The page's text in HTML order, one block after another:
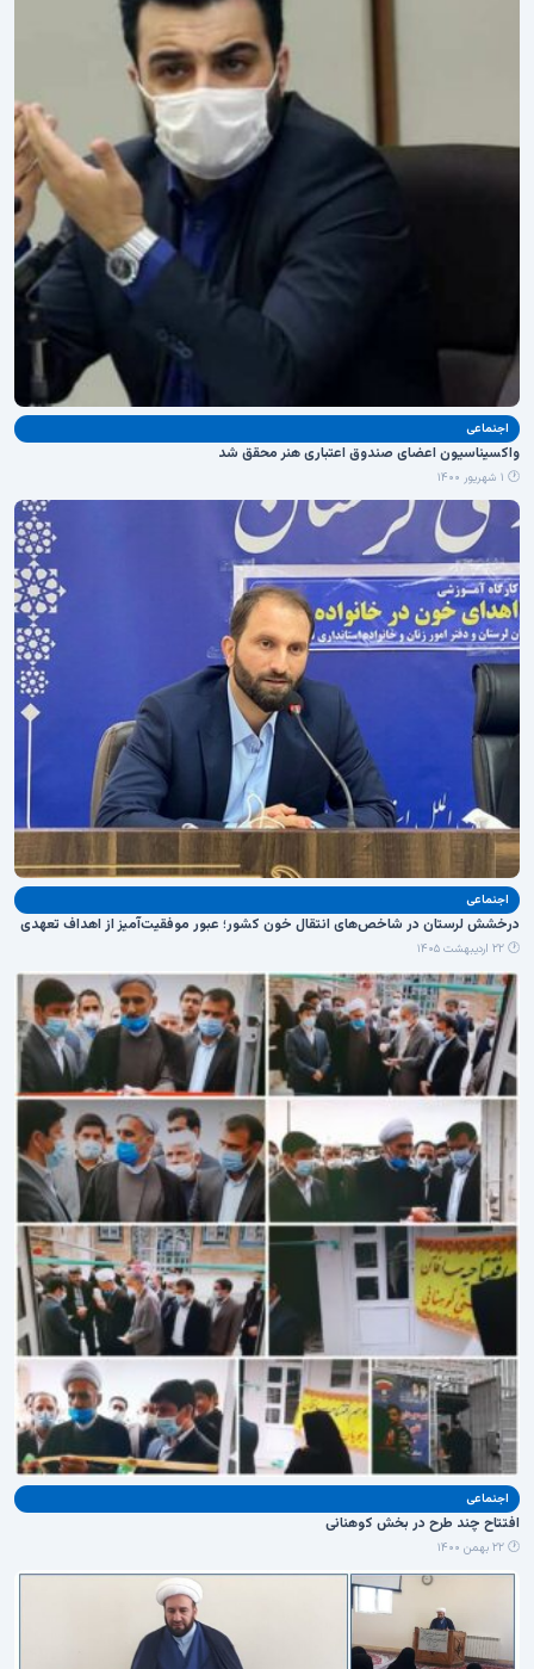
اجنماعی
واکسیناسیون اعضای صندوق اعتباری هنر محقق شد
🕐 ۱ شهریور ۱۴۰۰
اجنماعی
درخشش لرستان در شاخص‌های انتقال خون کشور؛ عبور موفقیت‌آمیز از اهداف تعهدی
🕐 ۲۲ اردیبهشت ۱۴۰۵
اجنماعی
افتتاح چند طرح در بخش کوهنانی
🕐 ۲۲ بهمن ۱۴۰۰